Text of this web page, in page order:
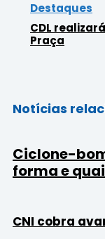
Destaques
CDL
Praça
Notícias
Ciclone-
forma e
CNI cobra